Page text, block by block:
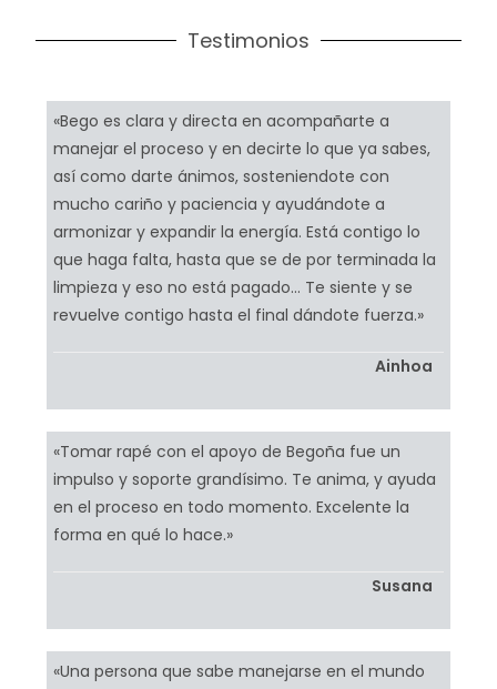
Testimonios
«Bego es clara y directa en acompañarte a
manejar el proceso y en decirte lo que ya sabes,
así como darte ánimos, sosteniendote con
mucho cariño y paciencia y ayudándote a
armonizar y expandir la energía. Está contigo lo
que haga falta, hasta que se de por terminada la
limpieza y eso no está pagado… Te siente y se
revuelve contigo hasta el final dándote fuerza.»
Ainhoa
«Tomar rapé con el apoyo de Begoña fue un
impulso y soporte grandísimo. Te anima, y ayuda
en el proceso en todo momento. Excelente la
forma en qué lo hace.»
Susana
«Una persona que sabe manejarse en el mundo